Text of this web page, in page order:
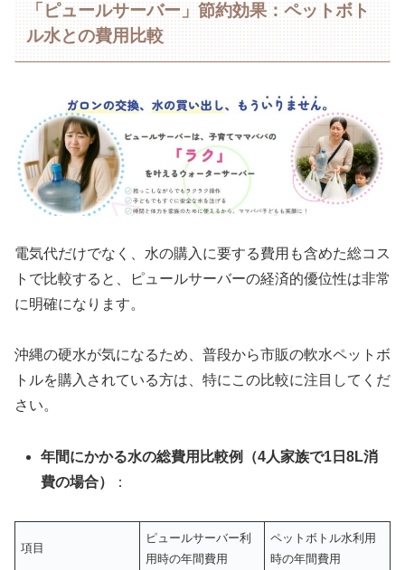
「ピュールサーバー」節約効果：ペットボト
ル水との費用比較
電気代だけでなく、水の購入に要する費用も含めた総コス
トで比較すると、ピュールサーバーの経済的優位性は非常
に明確になります。
沖縄の硬水が気になるため、普段から市販の軟水ペットボ
トルを購入されている方は、特にこの比較に注目してくだ
さい。
年間にかかる水の総費用比較例（4人家族で1日8L消
費の場合）
：
項目
ピュールサーバー利
用時の年間費用
ペットボトル水利用
時の年間費用